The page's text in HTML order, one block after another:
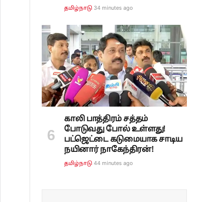
தமிழ்நாடு 34 minutes ago
காலி பாத்திரம் சத்தம்
போடுவது போல் உள்ளது!
பட்ஜெட்டை கடுமையாக சாடிய
நயினார் நாகேந்திரன்!
தமிழ்நாடு 44 minutes ago